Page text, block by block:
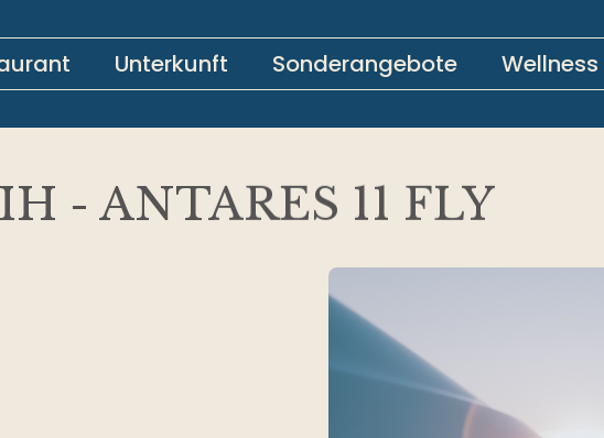
Unterkunft Sonderangebote Wellness
- ANTARES 11 FLY